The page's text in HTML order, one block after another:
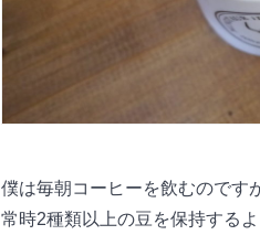
僕は毎朝コーヒーを飲むのです
常時2種類以上の豆を保持する